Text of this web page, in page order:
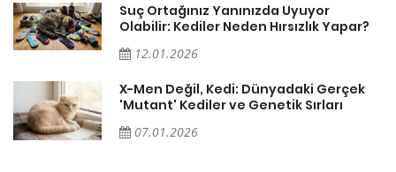
Suç Ortağınız Yanınızda Uyuyor
Olabilir: Kediler Neden Hırsızlık Yapar?
12.01.2026
X-Men Değil, Kedi: Dünyadaki Gerçek
'Mutant' Kediler ve Genetik Sırları
07.01.2026